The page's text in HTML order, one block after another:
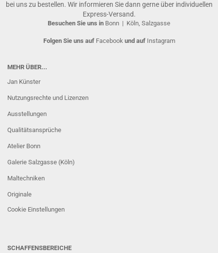
bei uns zu bestellen. Wir informieren Sie dann gerne über individuellen
Express-Versand.
Besuchen Sie uns in Bonn | Köln, Salzgasse
Folgen Sie uns auf Facebook und auf Instagram
MEHR ÜBER...
Jan Künster
Nutzungsrechte und Lizenzen
Ausstellungen
Qualitätsansprüche
Atelier Bonn
Galerie Salzgasse (Köln)
Maltechniken
Originale
Cookie Einstellungen
SCHAFFENSBEREICHE